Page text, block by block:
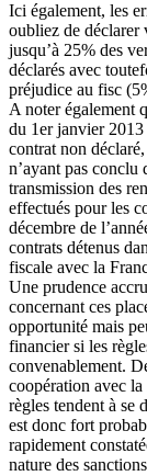
Ici également, les
oubliez de déclarer
jusqu’à 25% des
déclarés avec
préjudice au fisc
A noter également
du 1er janvier
contrat non
n’ayant pas conclu
transmission des
effectués pour les
décembre de
contrats détenus
fiscale avec la
Une prudence
concernant ces
opportunité mais
financier si les
convenablement.
coopération avec
règles tendent à se
est donc fort
rapidement
nature des